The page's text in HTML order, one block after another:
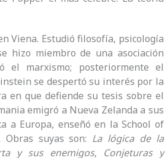
Viena. Estudió filosofía, psicología
hizo miembro de una asociación
el marxismo; posteriormente el
se despertó su interés por la
en que defiende su tesis sobre el
emigró a Nueva Zelanda a sus
a Europa, enseñó en la School of
suyas son: La lógica de la
y sus enemigos, Conjeturas y